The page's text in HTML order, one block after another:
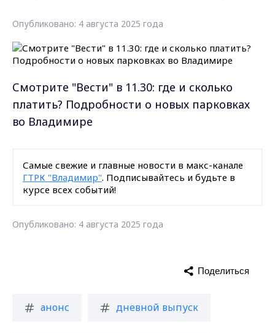
Опубликовано: 4 августа 2025 года
Смотрите "Вести" в 11.30: где и сколько
платить? Подробности о новых парковках
во Владимире
Самые свежие и главные новости в макс-канале
ГТРК "Владимир". Подписывайтесь и будьте в
курсе всех событий!
Опубликовано: 4 августа 2025 года
анонс дневной выпуск
Поделиться